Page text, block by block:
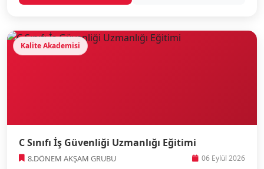
Kalite Akademisi
C Sınıfı İş Güvenliği Uzmanlığı Eğitimi
8.DÖNEM AKŞAM GRUBU 06 Eylül 2026